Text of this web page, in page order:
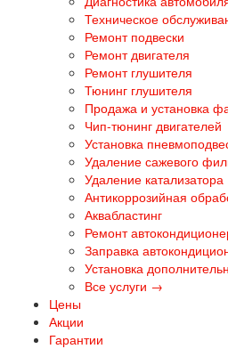
Техническое
Ремонт подвески
Ремонт двигателя
Ремонт глушителя
Тюнинг глушителя
Продажа и установка
Чип-тюнинг двигателей
Установка
Удаление сажевого
Удаление катализатора
Антикоррозийная
Аквабластинг
Ремонт
Заправка
Установка
Все услуги →
Цены
Акции
Гарантии